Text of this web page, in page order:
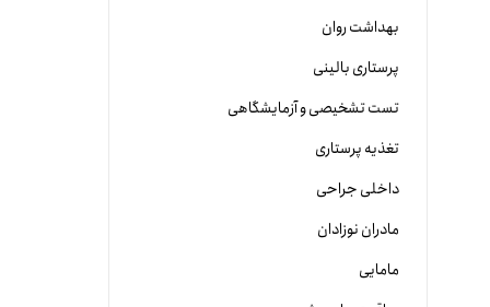
بهداشت روان
پرستاری بالینی
تست تشخیصی و آزمایشگاهی
تغذیه پرستاری
داخلی جراحی
مادران نوزادان
مامایی